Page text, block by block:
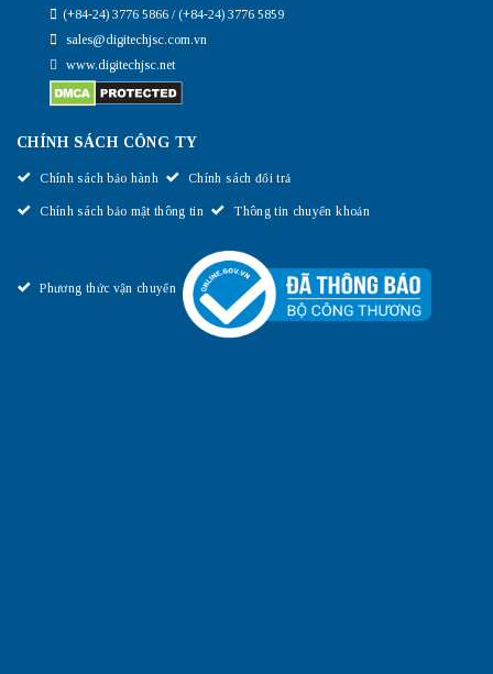
(+84-24) 3776 5866 / (+84-24) 3776 5859
sales@digitechjsc.com.vn
www.digitechjsc.net
CHÍNH SÁCH CÔNG TY
Chính sách bảo hành Chính sách đổi trả
Chính sách bảo mật thông tin Thông tin chuyển khoản
Phương thức vận chuyển